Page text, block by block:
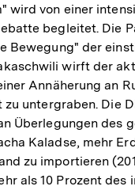
wird von einer
begleitet. Die
Bewegung" der
wirft der
Annäherung an
untergraben. Die
Überlegungen des
Kaladse, mehr
zu importieren
als 10 Prozent des